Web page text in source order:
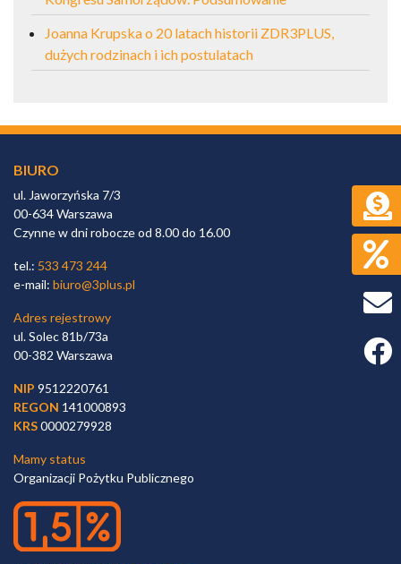
Joanna Krupska o 20 latach historii ZDR3PLUS,
dużych rodzinach i ich postulatach
BIURO
ul. Jaworzyńska 7/3
00-634 Warszawa
Czynne w dni robocze od 8.00 do 16.00
tel.: 533 473 244
e-mail: biuro@3plus.pl
Adres rejestrowy
ul. Solec 81b/73a
00-382 Warszawa
NIP 9512220761
REGON 141000893
KRS0000279928
Mamy status
Organizacji Pożytku Publicznego